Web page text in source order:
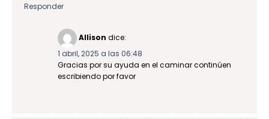
Responder
Allison dice:
1 abril, 2025 a las 06:48
Gracias por su ayuda en el caminar continúen
escribiendo por favor